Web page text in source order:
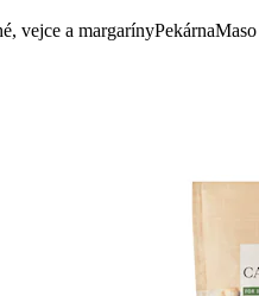
vejce a margarínyPekárna